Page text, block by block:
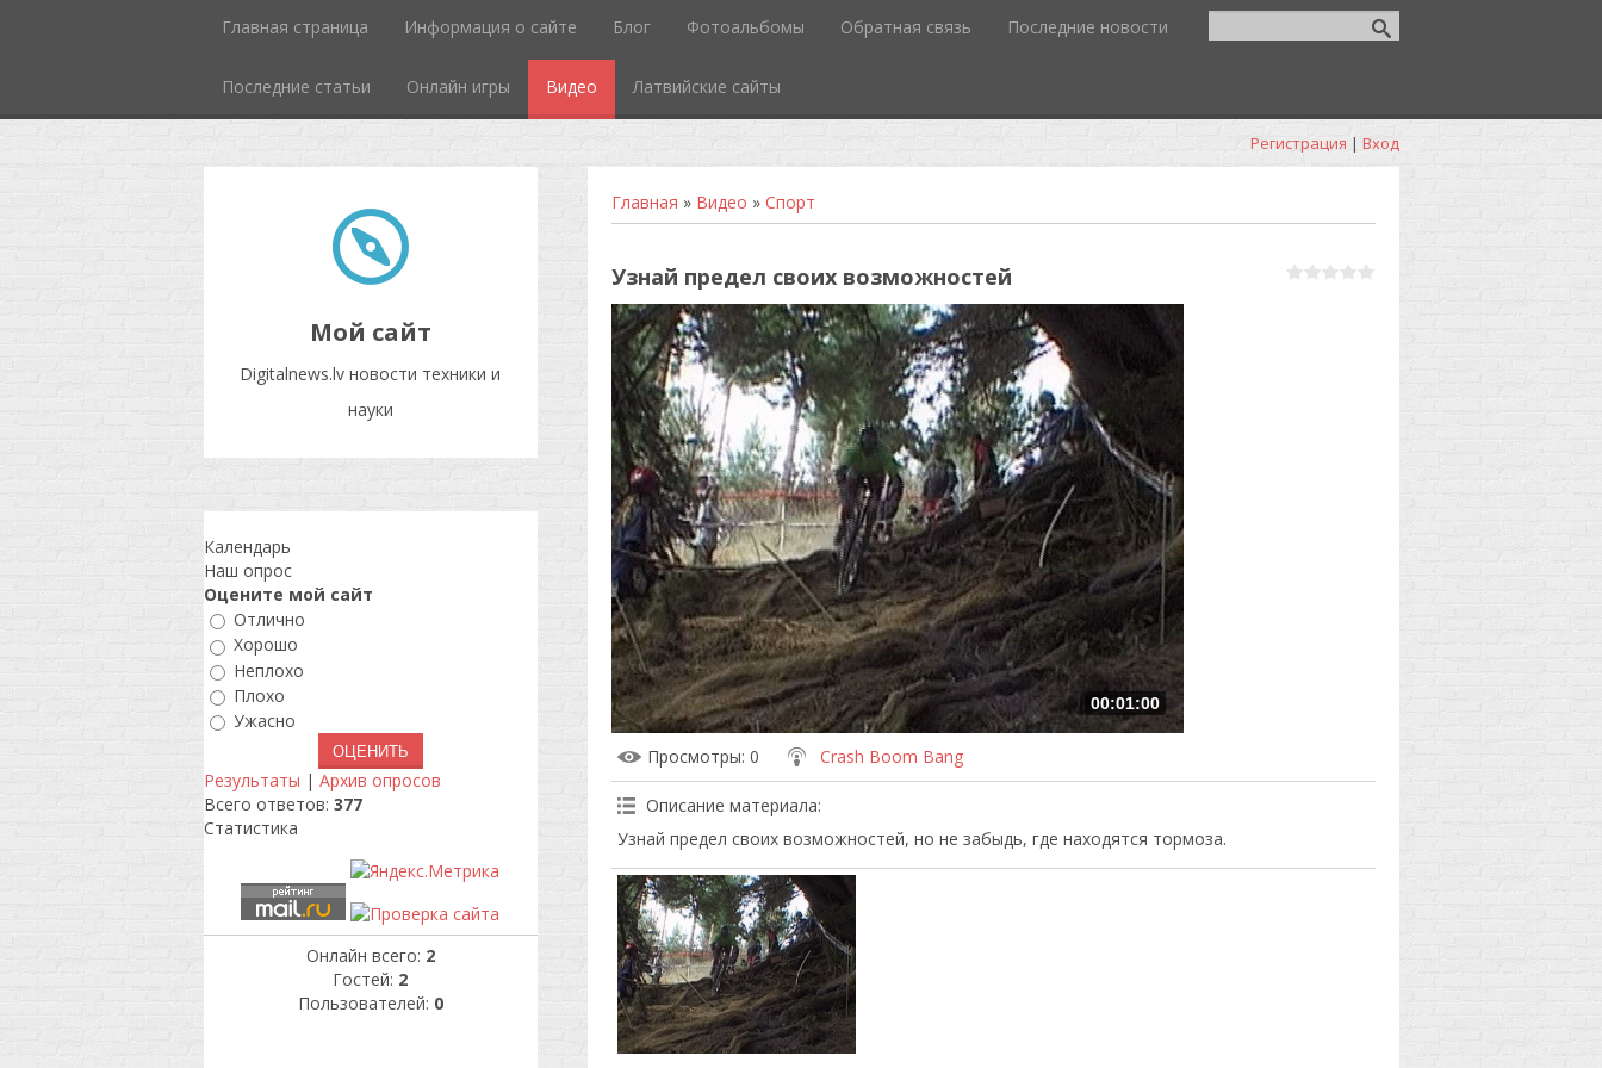
Главная страница Информация о сайте Блог Фотоальбомы Обратная связь Последние новости
Последние статьи Онлайн игры Видео Латвийские сайты
Регистрация | Вход
Мой сайт
Digitalnews.lv новости техники и
науки
Главная » Видео » Спорт
Узнай предел своих возможностей
00:01:00
Просмотры: 0 Crash Boom Bang
Описание материала:
Узнай предел своих возможностей, но не забыдь, где находятся тормоза.
Календарь
Наш опрос
Оцените мой сайт
Отлично
Хорошо
Неплохо
Плохо
Ужасно
Результаты | Архив опросов
Всего ответов: 377
Статистика
Онлайн всего: 2
Гостей: 2
Пользователей: 0